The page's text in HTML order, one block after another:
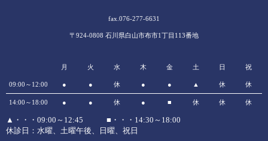
fax.076-277-6631
〒924-0808 石川県白山市布市1丁目113番地
月 火 水 木 金 土 日 祝
09:00～12:00 ● ● 休 ● ● ▲ 休 休
14:00～18:00 ● ● 休 ● ■ 休 休 休
▲・・・09:00～12:45 ■・・・14:30～18:00
休診日：水曜、土曜午後、日曜、祝日